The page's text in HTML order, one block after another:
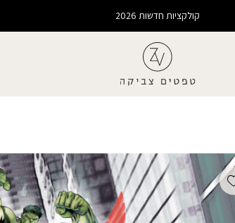
קולקציות חדשות 2026
Add wishlist